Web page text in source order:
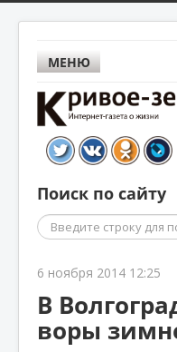
МЕНЮ
Поиск по сайту
Поиск
6 ноября 2014 12:25
В
воры